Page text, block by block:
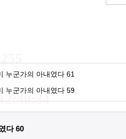
누군가의 아내였다 61
누군가의 아내였다 59
다 60